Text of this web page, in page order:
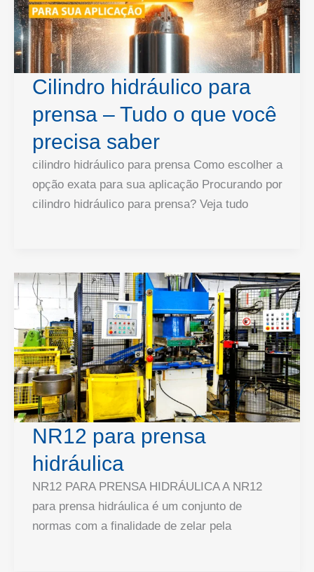
Cilindro hidráulico para
prensa – Tudo o que você
precisa saber
cilindro hidráulico para prensa Como escolher a
opção exata para sua aplicação Procurando por
cilindro hidráulico para prensa? Veja tudo
NR12 para prensa
hidráulica
NR12 PARA PRENSA HIDRÁULICA A NR12
para prensa hidráulica é um conjunto de
normas com a finalidade de zelar pela